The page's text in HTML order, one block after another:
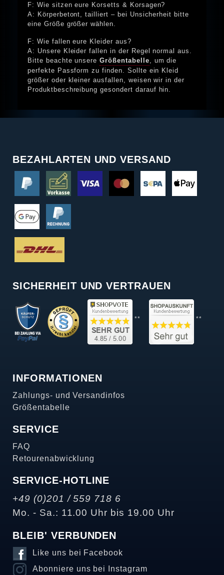
F: Wie sitzen eure Korsetts & Korsagen?
A: Körperbetont, tailliert – bei Unsicherheit bitte
eine Größe größer wählen.
F: Wie fallen eure Kleider aus?
A: Unsere Kleider fallen in der Regel normal aus.
Bitte beachte unsereGrößentabelle , um die
perfekte Passform zu finden. Sollte ein Kleid
größer oder kleiner ausfallen, weisen wir in der
Produktbeschreibung gesondert darauf hin.
BEZAHLARTEN UND VERSAND
SICHERHEIT UND VERTRAUEN
** **
INFORMATIONEN
Zahlungs- und Versandinfos
Größentabelle
SERVICE
FAQ
Retourenabwicklung
SERVICE-HOTLINE
+49 (0)201 / 559 718 6
Mo. - Sa.: 11.00 Uhr bis 19.00 Uhr
BLEIB' VERBUNDEN
Like uns bei Facebook
Abonniere uns bei Instagram